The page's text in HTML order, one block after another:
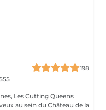
198
au sein du Château de la